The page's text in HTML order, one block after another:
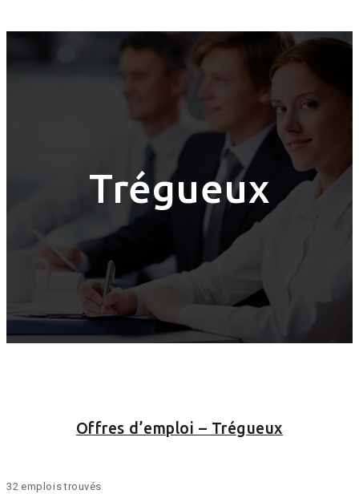
Trégueux
Offres d’emploi – Trégueux
32 emplois trouvés